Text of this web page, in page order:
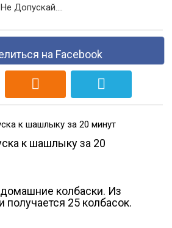
Допускай….
на Facebook
к шашлыку за 20
колбаски. Из
получается 25 колбасок.